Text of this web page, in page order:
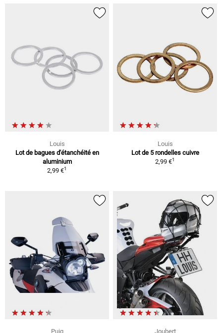
Louis
Lot de bagues d'étanchéité en
aluminium
2,99 €1
Louis
Lot de 5 rondelles cuivre
2,99 €1
Puig Joubert